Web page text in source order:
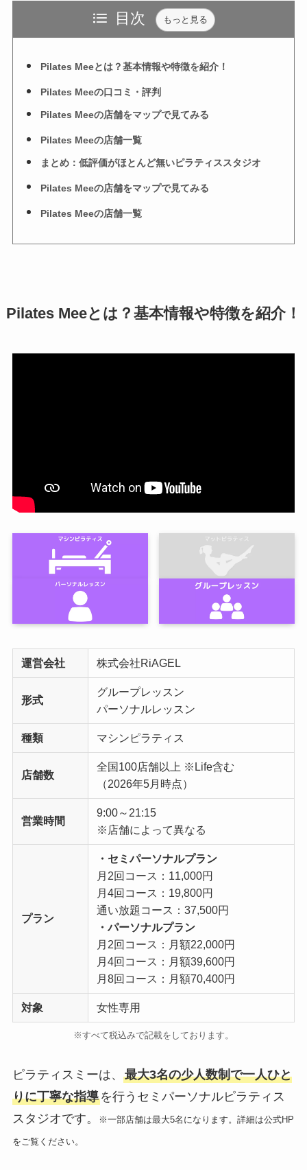
目次 もっと見る
Pilates Meeとは？基本情報や特徴を紹介！
Pilates Meeの口コミ・評判
Pilates Meeの店舗をマップで見てみる
Pilates Meeの店舗一覧
まとめ：低評価がほとんど無いピラティススタジオ
Pilates Meeの店舗をマップで見てみる
Pilates Meeの店舗一覧
Pilates Meeとは？基本情報や特徴を紹介！
運営会社 株式会社RiAGEL
形式
グループレッスン
パーソナルレッスン
種類 マシンピラティス
店舗数
全国100店舗以上 ※Life含む
（2026年5月時点）
営業時間
9:00～21:15
※店舗によって異なる
プラン
・セミパーソナルプラン
月2回コース：11,000円
月4回コース：19,800円
通い放題コース：37,500円
・パーソナルプラン
月2回コース：月額22,000円
月4回コース：月額39,600円
月8回コース：月額70,400円
対象 女性専用
※すべて税込みで記載をしております。
ピラティスミーは、 最大3名の少人数制で一人ひと
りに丁寧な指導を行うセミパーソナルピラティス
スタジオです。
※一部店舗は最大5名になります。詳細は公式HP
をご覧ください。